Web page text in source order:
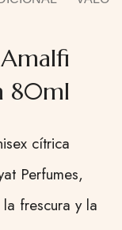
80ml
cítrica
Perfumes,
frescura y la